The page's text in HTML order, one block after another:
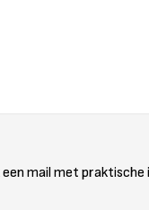
mail met